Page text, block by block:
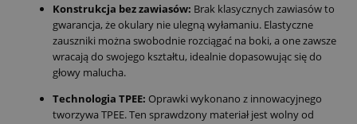
Konstrukcja bez zawiasów: Brak klasycznych zawiasów to
gwarancja, że okulary nie ulegną wyłamaniu. Elastyczne
zauszniki można swobodnie rozciągać na boki, a one zawsze
wracają do swojego kształtu, idealnie dopasowując się do
głowy malucha.
Technologia TPEE: Oprawki wykonano z innowacyjnego
tworzywa TPEE. Ten sprawdzony materiał jest wolny od